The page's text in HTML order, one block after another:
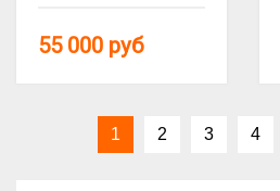
55 000 руб
1 2 3 4